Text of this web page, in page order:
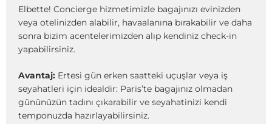
Elbette! Concierge hizmetimizle bagajınızı evinizden
veya otelinizden alabilir, havaalanına bırakabilir ve daha
sonra bizim acentelerimizden alıp kendiniz check-in
yapabilirsiniz.
Avantaj: Ertesi gün erken saatteki uçuşlar veya iş
seyahatleri için idealdir: Paris’te bagajınız olmadan
gününüzün tadını çıkarabilir ve seyahatinizi kendi
temponuzda hazırlayabilirsiniz.